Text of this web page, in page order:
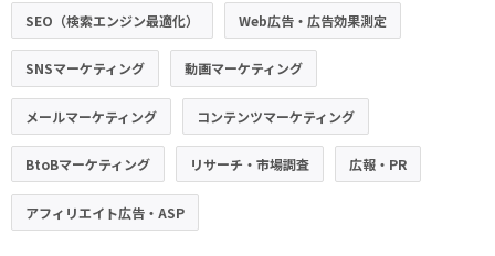
SEO（検索エンジン最適化） Web広告・広告効果測定
SNSマーケティング 動画マーケティング
メールマーケティング コンテンツマーケティング
BtoBマーケティング リサーチ・市場調査 広報・PR
アフィリエイト広告・ASP